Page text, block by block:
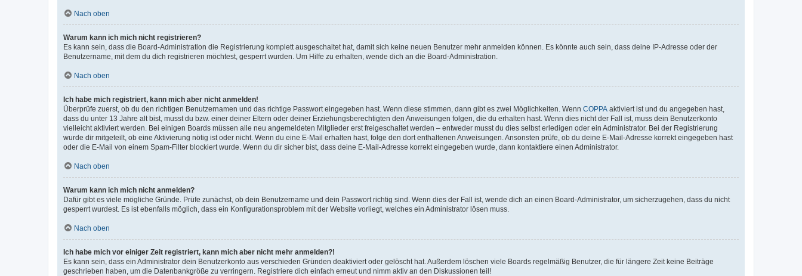
Nach oben
Warum kann ich mich nicht registrieren?
Es kann sein, dass die Board-Administration die Registrierung komplett ausgeschaltet hat, damit sich keine neuen Benutzer mehr anmelden können. Es könnte auch sein, dass deine IP-Adresse oder der
Benutzername, mit dem du dich registrieren möchtest, gesperrt wurden. Um Hilfe zu erhalten, wende dich an die Board-Administration.
Nach oben
Ich habe mich registriert, kann mich aber nicht anmelden!
Überprüfe zuerst, ob du den richtigen Benutzernamen und das richtige Passwort eingegeben hast. Wenn diese stimmen, dann gibt es zwei Möglichkeiten. Wenn COPPA aktiviert ist und du angegeben hast,
dass du unter 13 Jahre alt bist, musst du bzw. einer deiner Eltern oder deiner Erziehungsberechtigten den Anweisungen folgen, die du erhalten hast. Wenn dies nicht der Fall ist, muss dein Benutzerkonto
vielleicht aktiviert werden. Bei einigen Boards müssen alle neu angemeldeten Mitglieder erst freigeschaltet werden – entweder musst du dies selbst erledigen oder ein Administrator. Bei der Registrierung
wurde dir mitgeteilt, ob eine Aktivierung nötig ist oder nicht. Wenn du eine E-Mail erhalten hast, folge den dort enthaltenen Anweisungen. Ansonsten prüfe, ob du deine E-Mail-Adresse korrekt eingegeben hast
oder die E-Mail von einem Spam-Filter blockiert wurde. Wenn du dir sicher bist, dass deine E-Mail-Adresse korrekt eingegeben wurde, dann kontaktiere einen Administrator.
Nach oben
Warum kann ich mich nicht anmelden?
Dafür gibt es viele mögliche Gründe. Prüfe zunächst, ob dein Benutzername und dein Passwort richtig sind. Wenn dies der Fall ist, wende dich an einen Board-Administrator, um sicherzugehen, dass du nicht
gesperrt wurdest. Es ist ebenfalls möglich, dass ein Konfigurationsproblem mit der Website vorliegt, welches ein Administrator lösen muss.
Nach oben
Ich habe mich vor einiger Zeit registriert, kann mich aber nicht mehr anmelden?!
Es kann sein, dass ein Administrator dein Benutzerkonto aus verschieden Gründen deaktiviert oder gelöscht hat. Außerdem löschen viele Boards regelmäßig Benutzer, die für längere Zeit keine Beiträge
geschrieben haben, um die Datenbankgröße zu verringern. Registriere dich einfach erneut und nimm aktiv an den Diskussionen teil!